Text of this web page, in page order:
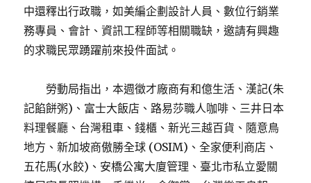
中還釋出行政職，如美編企劃設計人員、數位行銷業
務專員、會計、資訊工程師等相關職缺，邀請有興趣
的求職民眾踴躍前來投件面試。
勞動局指出，本週徵才廠商有和億生活、漢記(朱
記餡餅粥)、富士大飯店、路易莎職人咖啡、三井日本
料理餐廳、台灣租車、錢櫃、新光三越百貨、隨意鳥
地方、新加坡商傲勝全球 (OSIM)、全家便利商店、
五花馬(水餃)、安橋公寓大廈管理、臺北市私立愛關